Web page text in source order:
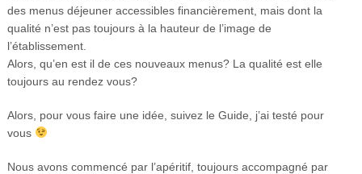
des menus déjeuner accessibles financièrement, mais dont la
qualité n’est pas toujours à la hauteur de l’image de
l’établissement.
Alors, qu’en est il de ces nouveaux menus? La qualité est elle
toujours au rendez vous?
Alors, pour vous faire une idée, suivez le Guide, j’ai testé pour
vous
Nous avons commencé par l’apéritif, toujours accompagné par